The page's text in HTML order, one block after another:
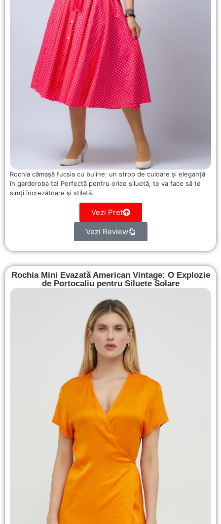
Rochia cămașă fucsia cu buline: un strop de culoare și eleganță
în garderoba ta! Perfectă pentru orice siluetă, te va face să te
simți încrezătoare și stilată.
Vezi Pret
Vezi Review
Rochia Mini Evazată American Vintage: O Explozie
de Portocaliu pentru Siluete Solare